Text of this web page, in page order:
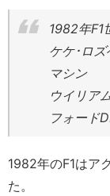
1982年F1
ケケ･ロズ
マシン
ウイリア
フォード
1982年のF1はア
た。